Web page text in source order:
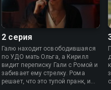
2 серия
Галю находит освободившаяся
по УДО мать Ольга, а Кирилл
видит переписку Гали с Ромой и
забивает ему стрелку. Рома
решает, что это тупой пранк, и